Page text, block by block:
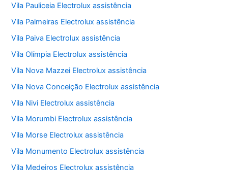
Vila Pauliceia Electrolux assistência
Vila Palmeiras Electrolux assistência
Vila Paiva Electrolux assistência
Vila Olímpia Electrolux assistência
Vila Nova Mazzei Electrolux assistência
Vila Nova Conceição Electrolux assistência
Vila Nivi Electrolux assistência
Vila Morumbi Electrolux assistência
Vila Morse Electrolux assistência
Vila Monumento Electrolux assistência
Vila Medeiros Electrolux assistência